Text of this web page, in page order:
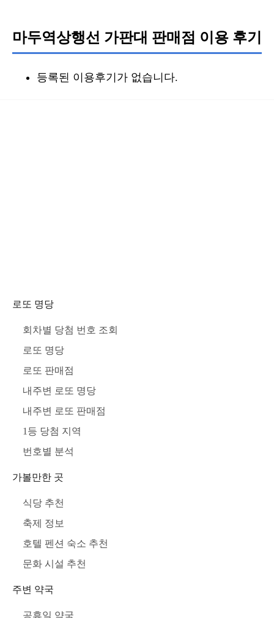
마두역상행선 가판대 판매점 이용 후기
등록된 이용후기가 없습니다.
로또 명당
회차별 당첨 번호 조회
로또 명당
로또 판매점
내주변 로또 명당
내주변 로또 판매점
1등 당첨 지역
번호별 분석
가볼만한 곳
식당 추천
축제 정보
호텔 펜션 숙소 추천
문화 시설 추천
주변 약국
공휴일 약국